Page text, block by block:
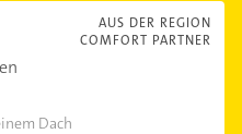
AUS DER REGION
COMFORT PARTNER
Dach